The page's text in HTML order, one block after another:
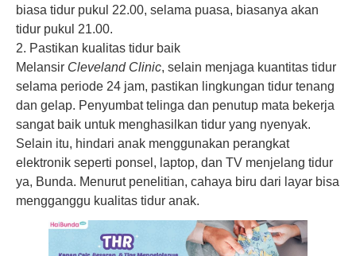
biasa tidur pukul 22.00, selama puasa, biasanya akan
tidur pukul 21.00.
2. Pastikan kualitas tidur baik
Melansir Cleveland Clinic, selain menjaga kuantitas tidur
selama periode 24 jam, pastikan lingkungan tidur tenang
dan gelap. Penyumbat telinga dan penutup mata bekerja
sangat baik untuk menghasilkan tidur yang nyenyak.
Selain itu, hindari anak menggunakan perangkat
elektronik seperti ponsel, laptop, dan TV menjelang tidur
ya, Bunda. Menurut penelitian, cahaya biru dari layar bisa
mengganggu kualitas tidur anak.